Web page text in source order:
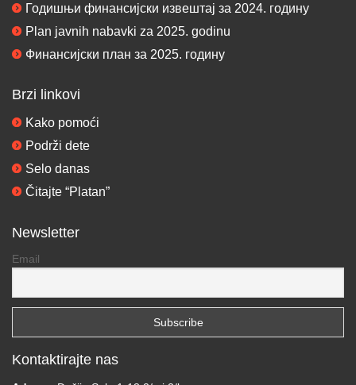
Годишњи финансијски извештај за 2024. годину
Plan javnih nabavki za 2025. godinu
Финансијски план за 2025. годину
Brzi linkovi
Kako pomoći
Podrži dete
Selo danas
Čitajte “Platan”
Newsletter
Email
Kontaktirajte nas